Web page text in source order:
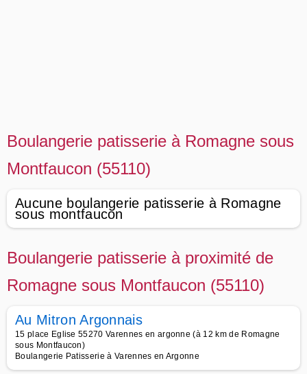
Boulangerie patisserie à Romagne sous
Montfaucon (55110)
Aucune boulangerie patisserie à Romagne
sous montfaucon
Boulangerie patisserie à proximité de
Romagne sous Montfaucon (55110)
Au Mitron Argonnais
15 place Eglise 55270 Varennes en argonne (à 12 km de Romagne
sous Montfaucon)
Boulangerie Patisserie à Varennes en Argonne